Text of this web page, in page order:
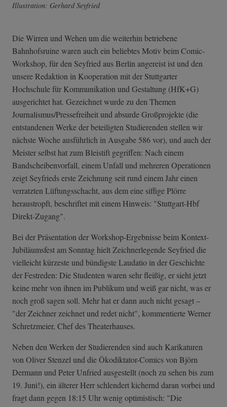
Illustration: Gerhard Seyfried
Die Wirren und Wehen um die weiterhin betriebene
Bahnhofsruine waren auch ein beliebtes Motiv beim Comic-
Workshop, für den Seyfried aus Berlin angereist ist und den
unsere Redaktion in Kooperation mit der Stuttgarter
Hochschule für Kommunikation und Gestaltung (HfK+G)
ausgerichtet hat. Gezeichnet wurde zu den Themen
Journalismus/Pressefreiheit und absurde Großprojekte (die
entstandenen Werke der beteiligten Studierenden stellen wir
nächste Woche ausführlich in Ausgabe 586 vor), und auch der
Meister selbst hat zum Bleistift gegriffen: Nach einem
Bandscheibenvorfall, einem Unfall und mehreren Operationen
zeigt Seyfrieds erste Zeichnung seit rund einem Jahr einen
verratzten Lüftungsschacht, aus dem eine siffige Plörre
heraustropft, beschriftet mit einem Hinweis: "Stuttgart-Hbf
Direkt-Zugang".
Bei der Präsentation der Workshop-Ergebnisse beim Kontext-
Jubiläumsfest am Sonntag hielt Zeichnerlegende Seyfried die
vielleicht kürzeste und bündigste Laudatio in der Geschichte
der Festreden: Die Studenten waren sehr fleißig, er sieht jetzt
keine mehr von ihnen im Publikum und weiß gar nicht, was er
noch groß sagen soll. Mehr hat er dann auch nicht gesagt –
"der Zeichner zeichnet und redet nicht", kommentierte Werner
Schretzmeier, Chef des Theaterhauses.
Neben den Werken der Studierenden sind auch Karikaturen
von Oliver Stenzel und die Ökodiktator-Comics von Björn
Dermann und Peter Unfried ausgestellt (noch zu sehen bis zum
19. Juni!), ein älterer Herr schlendert kichernd daran vorbei und
fragt dann gegen 18:15 Uhr wenig optimistisch: "Die